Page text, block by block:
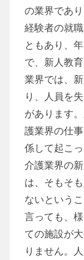
の業界であ
経験者の就
ともあり、
で、新人教
業界では、
り、人員を
があります
護業界の仕
係して起こっ
介護業界の
は、そもそ
ないという
言っても、
ての施設が
りません。